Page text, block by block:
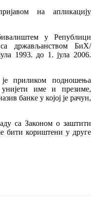
на апликацију
у Републици
држављанством БиХ/
1993. до 1. јула 2006.
приликом подношења
име и презиме,
банке у којој је рачун,
са Законом о заштити
бити кориштени у друге